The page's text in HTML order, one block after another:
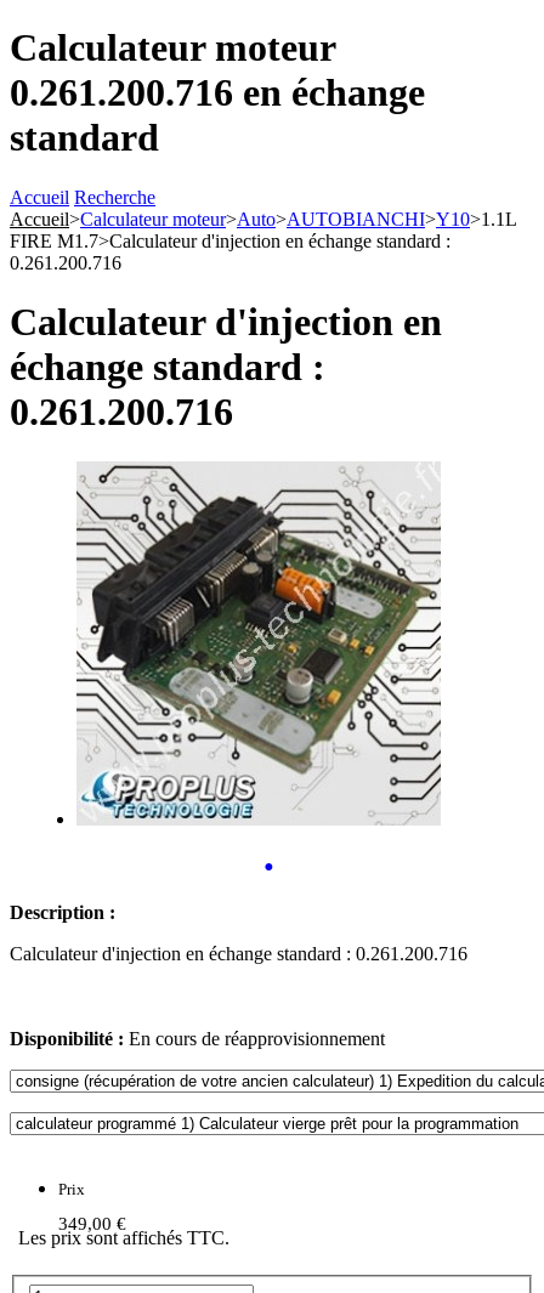
Calculateur moteur
0.261.200.716 en échange
standard
Accueil Recherche
Accueil>Calculateur moteur>Auto>AUTOBIANCHI>Y10>1.1L
FIRE M1.7>Calculateur d'injection en échange standard :
0.261.200.716
Calculateur d'injection en
échange standard :
0.261.200.716
•
Description :
Calculateur d'injection en échange standard : 0.261.200.716
Disponibilité : En cours de réapprovisionnement
Prix
349,00 €
Les prix sont affichés TTC.